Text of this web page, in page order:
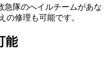
急隊のへイルチームがあな
の修理も可能です。
能